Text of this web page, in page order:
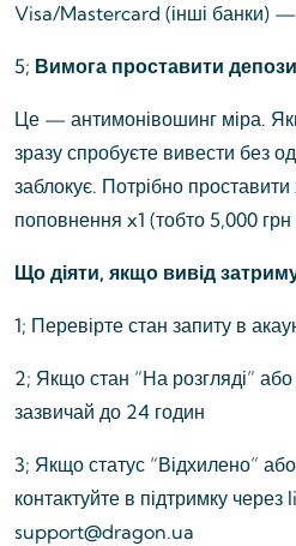
Visa/Mastercard (інші банки)
5; Вимога проставити
Це — антимонівошинг міра.
зразу спробуєте вивести без
заблокує. Потрібно
поповнення x1 (тобто 5,000 грн
Що діяти, якщо вивід
1; Перевірте стан запиту в
2; Якщо стан “На розгляді”
зазвичай до 24 годин
3; Якщо статус “Відхилено”
контактуйте в підтримку
support@dragon.ua